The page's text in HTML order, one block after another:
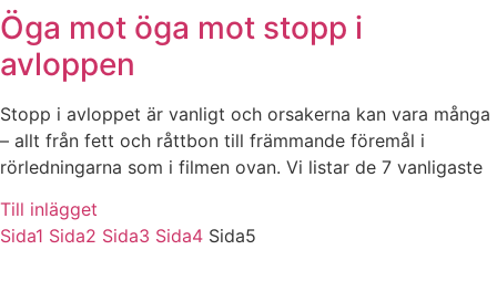
Öga mot öga mot stopp i
avloppen
Stopp i avloppet är vanligt och orsakerna kan vara många
– allt från fett och råttbon till främmande föremål i
rörledningarna som i filmen ovan. Vi listar de 7 vanligaste
Till inlägget
Sida1 Sida2 Sida3 Sida4 Sida5